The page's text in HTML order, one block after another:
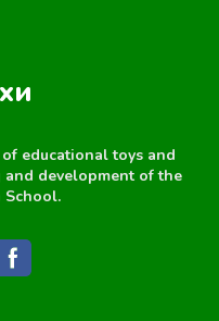
educational toys and
development of the
School.